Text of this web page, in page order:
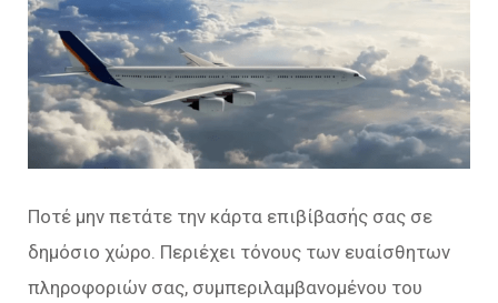
Ποτέ μην πετάτε την κάρτα επιβίβασής σας σε
δημόσιο χώρο. Περιέχει τόνους των ευαίσθητων
πληροφοριών σας, συμπεριλαμβανομένου του